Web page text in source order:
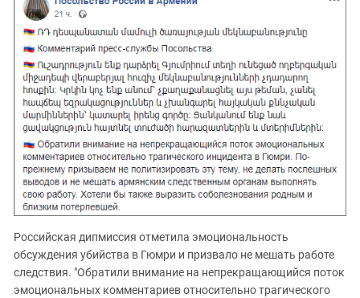
Российская дипмиссия отметила эмоциональность
обсуждения убийства в Гюмри и призвало не мешать работе
следствия. "Обратили внимание на непрекращающийся поток
эмоциональных комментариев относительно трагического